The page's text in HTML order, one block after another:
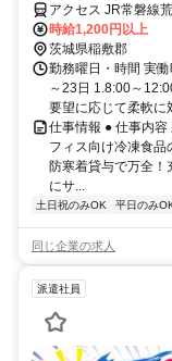
アクセス JR常磐線
時給1,200円以上
茨城県稲敷郡
勤務曜日・時間 実
～23日 1.8:00～
要望に応じて柔軟に
仕事情報 ● 仕事内
フィス向け冷凍食
防寒着貸与で万全！
にサ...
土日祝のみOK 平日のみ
同じ企業の求人
派遣社員